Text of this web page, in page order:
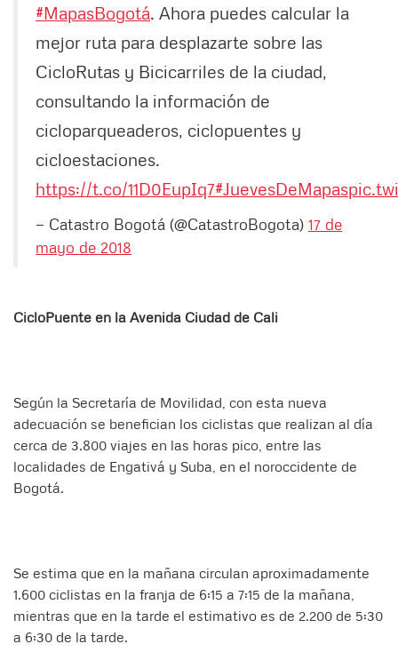
#MapasBogotá. Ahora puedes calcular la
mejor ruta para desplazarte sobre las
CicloRutas y Bicicarriles de la ciudad,
consultando la información de
cicloparqueaderos, ciclopuentes y
cicloestaciones.
https://t.co/11D0EupIq7#JuevesDeMapas
— Catastro Bogotá (@CatastroBogota) 17 de
mayo de 2018
CicloPuente en la Avenida Ciudad de Cali
Según la Secretaría de Movilidad, con esta nueva
adecuación se benefician los ciclistas que realizan al día
cerca de 3.800 viajes en las horas pico, entre las
localidades de Engativá y Suba, en el noroccidente de
Bogotá.
Se estima que en la mañana circulan aproximadamente
1.600 ciclistas en la franja de 6:15 a 7:15 de la mañana,
mientras que en la tarde el estimativo es de 2.200 de 5:30
a 6:30 de la tarde.